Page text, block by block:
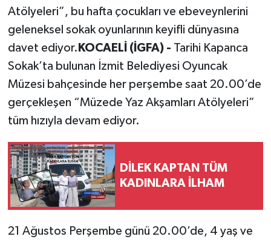
Atölyeleri”, bu hafta çocukları ve ebeveynlerini
geleneksel sokak oyunlarının keyifli dünyasına
davet ediyor. KOCAELİ (İGFA) - Tarihi Kapanca
Sokak’ta bulunan İzmit Belediyesi Oyuncak
Müzesi bahçesinde her perşembe saat 20.00’de
gerçekleşen “Müzede Yaz Akşamları Atölyeleri”
tüm hızıyla devam ediyor.
DİLEK KAPTAN TÜM
KADINLARA İLHAM
21 Ağustos Perşembe günü 20.00’de, 4 yaş ve